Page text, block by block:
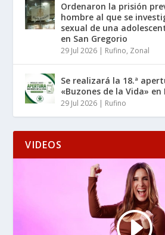
Ordenaron la prisión
hombre al que se
sexual de una
en San Gregorio
29 Jul 2026 | Rufino, Zonal
Se realizará la 18.ª
«Buzones de la Vida» en
29 Jul 2026 | Rufino
VIDEOS